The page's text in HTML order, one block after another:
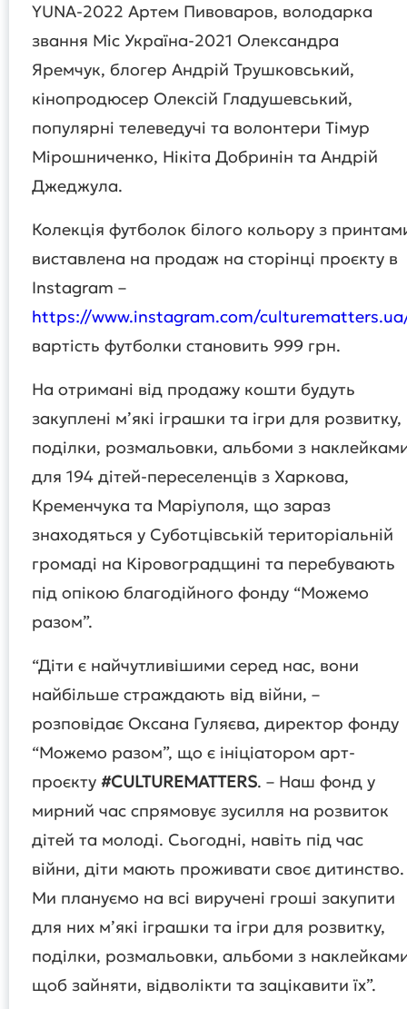
YUNA-2022 Артем Пивоваров, володарка
звання Міс Україна-2021 Олександра
Яремчук, блогер Андрій Трушковський,
кінопродюсер Олексій Гладушевський,
популярні телеведучі та волонтери Тімур
Мірошниченко, Нікіта Добринін та Андрій
Джеджула.
Колекція футболок білого кольору з
виставлена на продаж на сторінці проєкту в
Instagram –
https://www.instagram.com/
вартість футболки становить 999 грн.
На отримані від продажу кошти будуть
закуплені м’які іграшки та ігри для розвитку,
поділки, розмальовки, альбоми з
для 194 дітей-переселенців з Харкова,
Кременчука та Маріуполя, що зараз
знаходяться у Суботцівській територіальній
громаді на Кіровоградщині та перебувають
під опікою благодійного фонду “Можемо
разом”.
“Діти є найчутливішими серед нас, вони
найбільше страждають від війни, –
розповідає Оксана Гуляєва, директор фонду
“Можемо разом”, що є ініціатором арт-
проєкту #CULTUREMATTERS. – Наш фонд у
мирний час спрямовує зусилля на розвиток
дітей та молоді. Сьогодні, навіть під час
війни, діти мають проживати своє дитинство.
Ми плануємо на всі виручені гроші закупити
для них м’які іграшки та ігри для розвитку,
поділки, розмальовки, альбоми з
щоб зайняти, відволікти та зацікавити їх”.